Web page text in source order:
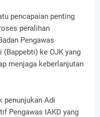
pencapaian penting
peralihan
Pengawas
(Bappebti) ke OJK yang
menjaga keberlanjutan
penunjukan Adi
Pengawas IAKD yang